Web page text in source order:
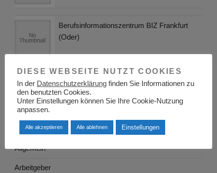
Berufsinformationszentrum BIZ Frankfurt
(Oder)
KATEGORIEN
Adressen
Aktuelles
Allgemein
Arbeitgeber
DIESE WEBSEITE NUTZT COOKIES
In der Datenschutzerklärung finden Sie Informationen zu
den benutzten Cookies.
Unter Einstellungen können Sie Ihre Cookie-Nutzung
anpassen.
Alle akzeptieren Alle ablehnen Einstellungen